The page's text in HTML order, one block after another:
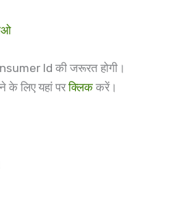
Id की जरूरत होगी।
के लिए यहां परक्लिक करें।